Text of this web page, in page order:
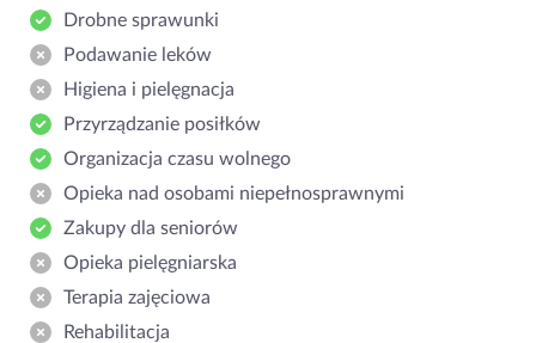
Drobne sprawunki
Podawanie leków
Higiena i pielęgnacja
Przyrządzanie posiłków
Organizacja czasu wolnego
Opieka nad osobami niepełnosprawnymi
Zakupy dla seniorów
Opieka pielęgniarska
Terapia zajęciowa
Rehabilitacja